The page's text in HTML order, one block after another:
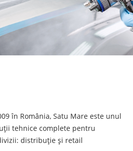
în România, Satu Mare este unul
tehnice complete pentru
distribuție și retail